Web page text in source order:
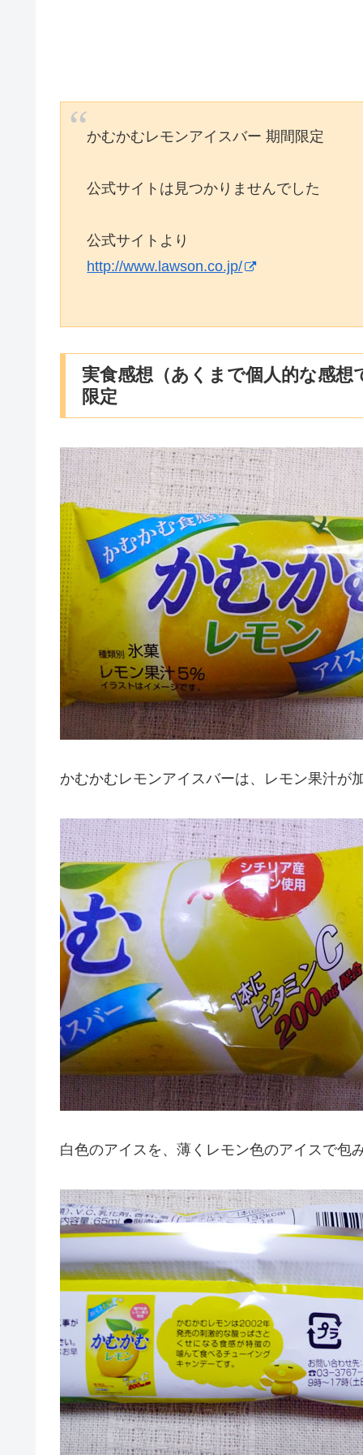
かむかむレモンアイスバー 期間限定
公式サイトは見つかりませんでした
公式サイトより
http://www.lawson.co.jp/
実食感想（あくまで個人的な感
限定
かむかむレモンアイスバーは、レモン果汁が
白色のアイスを、薄くレモン色のアイスで包